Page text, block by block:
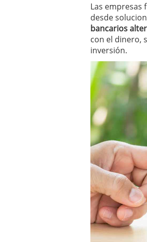
Las empresas
desde
bancarios
con el dinero,
inversión.